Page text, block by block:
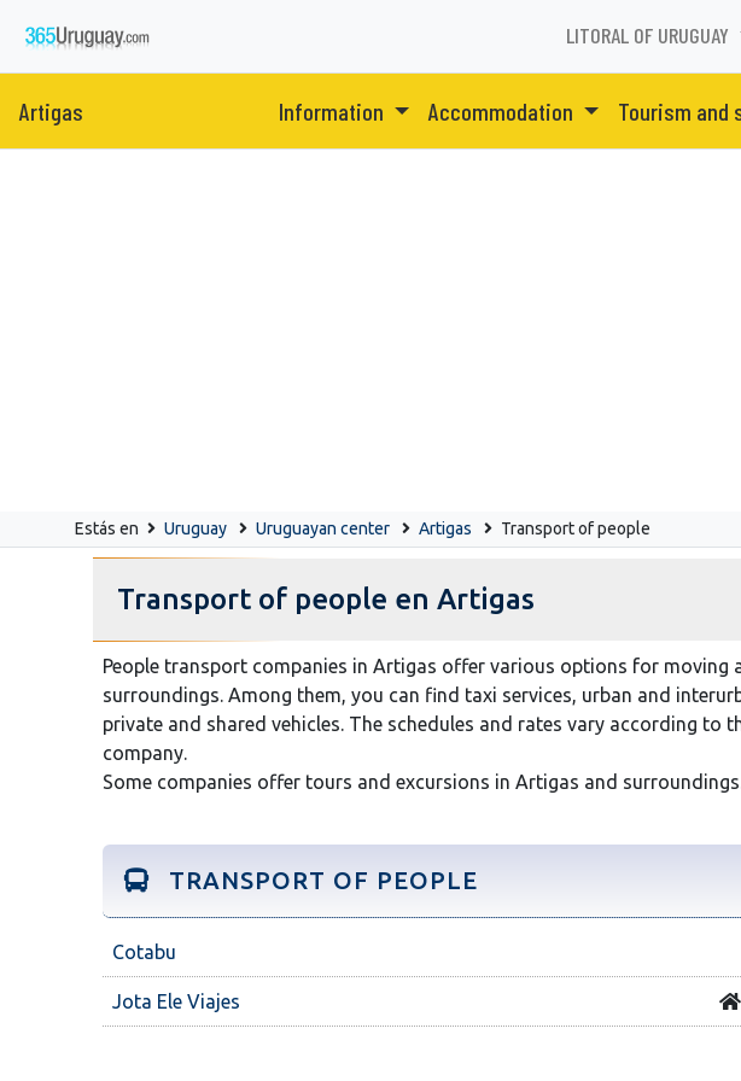
LITORAL OF URUGUAY
Artigas Information Accommodation Tourism and
Estás en Uruguay Uruguayan center Artigas Transport of people
Transport of people en Artigas
People transport companies in Artigas offer various options for moving
surroundings. Among them, you can find taxi services, urban and
private and shared vehicles. The schedules and rates vary according to
company.
Some companies offer tours and excursions in Artigas and
TRANSPORT OF PEOPLE
Cotabu
Jota Ele Viajes